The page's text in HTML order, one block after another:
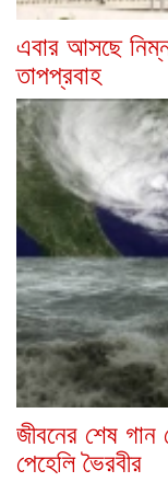
এবার আসছে
তাপপ্রবাহ
জীবনের শেষ গান
পেহেলি ভৈরবীর